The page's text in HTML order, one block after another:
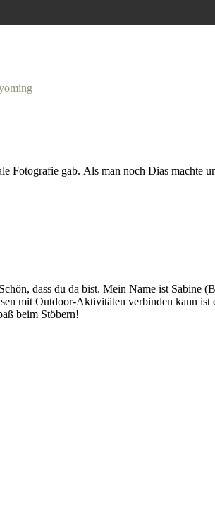
Fotografie gab. Als man noch Dias machte
dass du da bist. Mein Name ist Sabine
mit Outdoor-Aktivitäten verbinden kann
beim Stöbern!